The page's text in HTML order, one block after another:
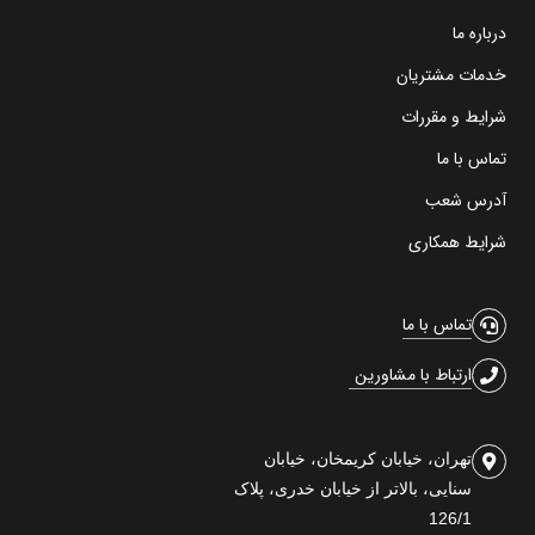
درباره ما
خدمات مشتریان
شرایط و مقررات
تماس با ما
آدرس شعب
شرایط همکاری
تماس با ما
ارتباط با مشاورین
تهران، خیابان کریمخان، خیابان
سنایی، بالاتر از خیابان خدری، پلاک
126/1